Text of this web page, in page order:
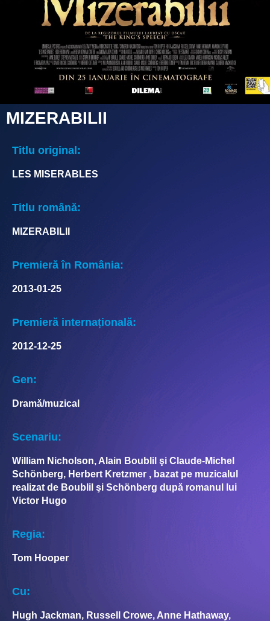
MIZERABILII
Titlu original:
LES MISERABLES
Titlu română:
MIZERABILII
Premieră în România:
2013-01-25
Premieră internațională:
2012-12-25
Gen:
Dramă/muzical
Scenariu:
William Nicholson, Alain Boublil şi Claude-Michel
Schönberg, Herbert Kretzmer , bazat pe muzicalul
realizat de Boublil şi Schönberg după romanul lui
Victor Hugo
Regia:
Tom Hooper
Cu:
Hugh Jackman, Russell Crowe, Anne Hathaway,